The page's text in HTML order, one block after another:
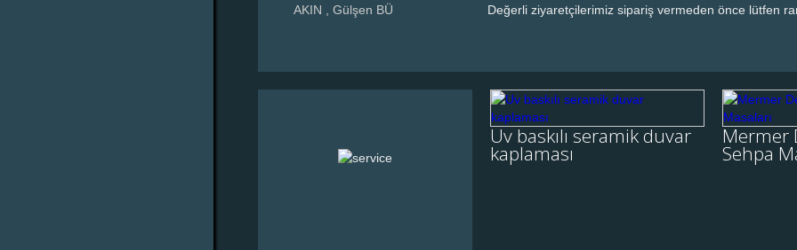
AKIN , Gülşen BÜ
Değerli ziyaretçilerimiz sipariş vermeden önce lütfen
Uv baskılı seramik duvar
kaplaması
Uv baskılı seramik
duvar kaplaması
Uv baskılı seramik duvar
Mermer
Sehpa